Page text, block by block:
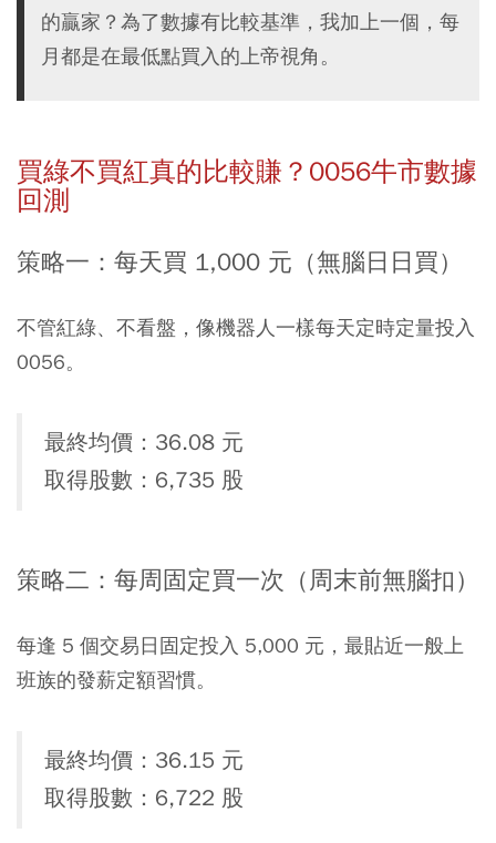
的贏家？為了數據有比較基準，我加上一個，每
月都是在最低點買入的上帝視角。
買綠不買紅真的比較賺？0056牛市數據
回測
策略一：每天買 1,000 元（無腦日日買）
不管紅綠、不看盤，像機器人一樣每天定時定量投入
0056。
最終均價：36.08 元
取得股數：6,735 股
策略二：每周固定買一次（周末前無腦扣）
每逢 5 個交易日固定投入 5,000 元，最貼近一般上
班族的發薪定額習慣。
最終均價：36.15 元
取得股數：6,722 股